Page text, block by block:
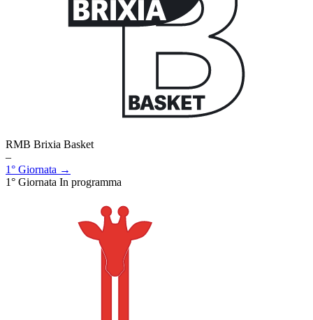
RMB Brixia Basket
–
1° Giornata →
1° Giornata In programma